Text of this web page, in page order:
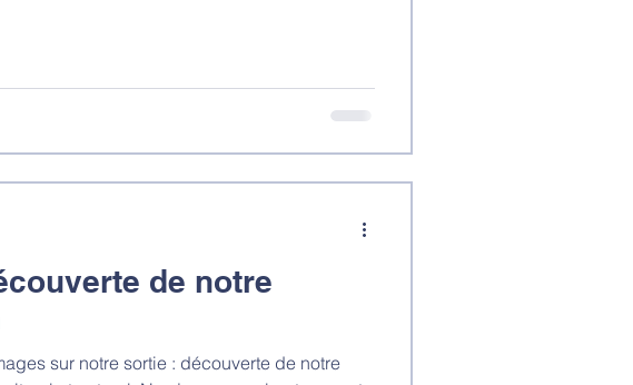
de notre
sur notre sortie : découverte de notre